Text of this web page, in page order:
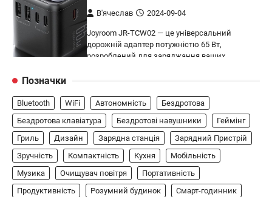
В'ячеслав 2024-09-04
Joyroom JR-TCW02 — це універсальний
дорожній адаптер потужністю 65 Вт,
розроблений для заряджання ваших
5
Бездротовий контролер 8BitDo Lite
SE 2.4G для Xbox
В'ячеслав 2024-09-03
8BitDo Lite SE 2.4G — це компактний
бездротовий контролер, розроблений
спеціально для Xbox. Завдяки своєму…
Позначки
Bluetooth WiFi Автономність
Бездротова
Бездротова клавіатура
Бездротові навушники
Геймінг
Гриль
Дизайн Зарядна станція
Зарядний Пристрій
Зручність
Компактність Кухня
Мобільність
Музика
Очищувач повітря
Портативність
Продуктивність
Розумний будинок
Смарт-годинник